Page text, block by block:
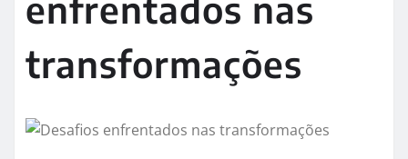
enfrentados nas
transformações